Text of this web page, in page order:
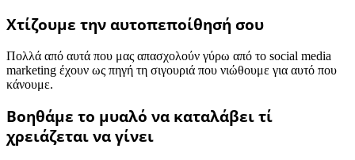
Χτίζουμε την αυτοπεποίθησή σου
Πολλά από αυτά που μας απασχολούν γύρω από το social media
marketing έχουν ως πηγή τη σιγουριά που νιώθουμε για αυτό που
κάνουμε.
Βοηθάμε το μυαλό να καταλάβει τί
χρειάζεται να γίνει